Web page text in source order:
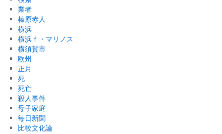
業者
榛原赤人
横浜
横浜ｆ・マリノス
横須賀市
欧州
正月
死
死亡
殺人事件
母子家庭
毎日新聞
比較文化論